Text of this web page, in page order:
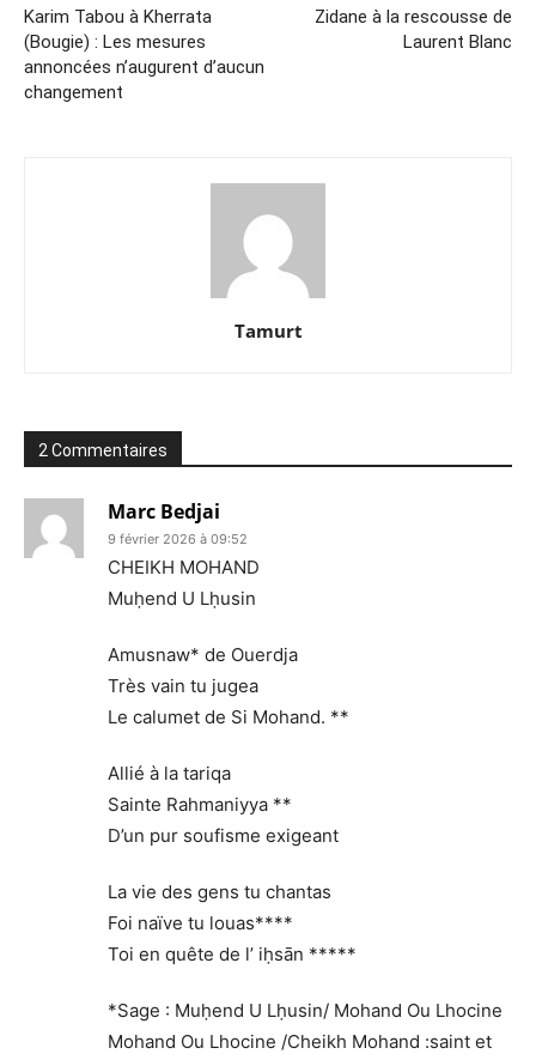
Karim Tabou à Kherrata
(Bougie) : Les mesures
annoncées n’augurent d’aucun
changement
Zidane à la rescousse de
Laurent Blanc
Tamurt
2 Commentaires
Marc Bedjai
9 février 2026 à 09:52
CHEIKH MOHAND
Muḥend U Lḥusin
Amusnaw* de Ouerdja
Très vain tu jugea
Le calumet de Si Mohand. **
Allié à la tariqa
Sainte Rahmaniyya **
D’un pur soufisme exigeant
La vie des gens tu chantas
Foi naïve tu louas****
Toi en quête de l’ iḥsān *****
*Sage : Muḥend U Lḥusin/ Mohand Ou Lhocine
Mohand Ou Lhocine /Cheikh Mohand :saint et